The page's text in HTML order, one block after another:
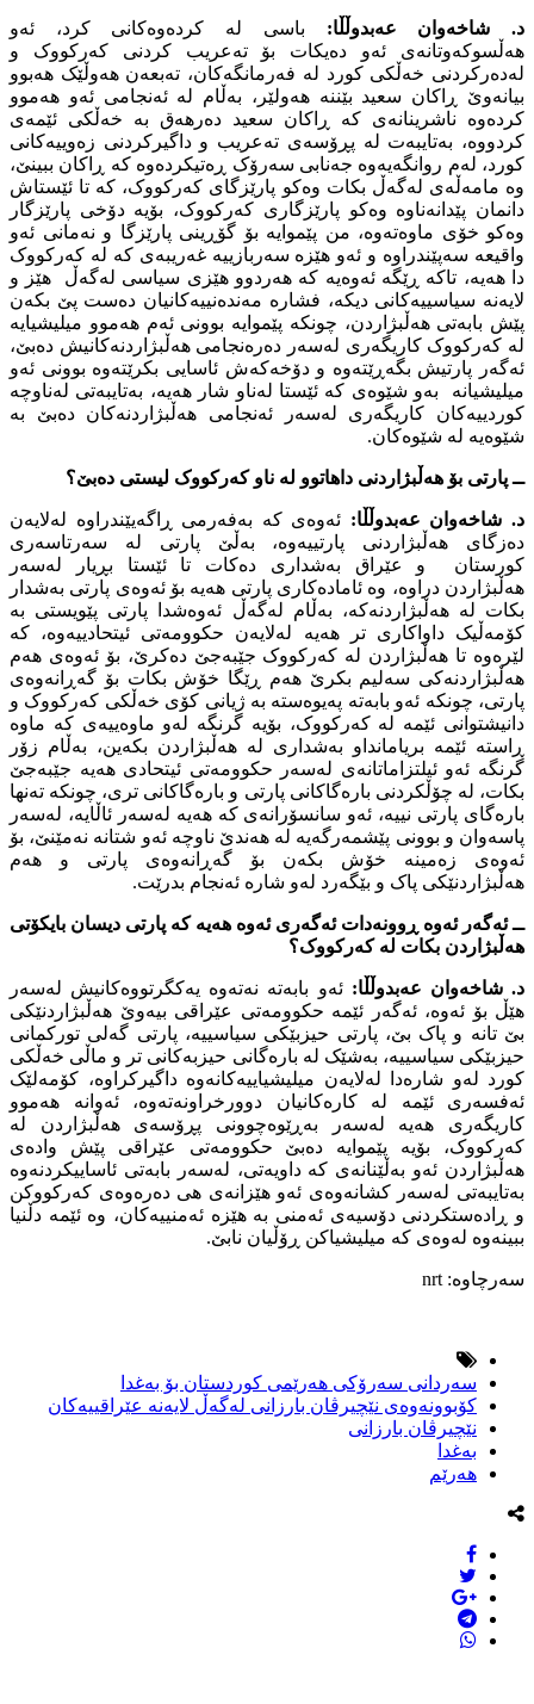
د. شاخەوان عەبدوڵڵا: باسى لە کردەوەکانى کرد، ئەو
هەڵسوکەوتانەى ئەو دەیکات بۆ تەعریب کردنى کەرکووک و
لەدەرکردنى خەڵکى کورد لە فەرمانگەکان، تەبعەن هەوڵێک هەبوو
بیانەوێ ڕاکان سعید بێننە هەولێر، بەڵام لە ئەنجامى ئەو هەموو
کردەوە ناشرینانەى کە ڕاکان سعید دەرهەق بە خەڵکى ئێمەى
کردووە، بەتایبەت لە پڕۆسەى تەعریب و داگیرکردنى زەوییەکانى
کورد، لەم روانگەیەوە جەنابى سەرۆک ڕەتیکردەوە کە ڕاکان ببینێ،
وە مامەڵەى لەگەڵ بکات وەکو پارێزگاى کەرکووک، کە تا ئێستاش
دانمان پێدانەناوە وەکو پارێزگارى کەرکووک، بۆیە دۆخى پارێزگار
وەکو خۆى ماوەتەوە، من پێموایە بۆ گۆڕینى پارێزگا و نەمانى ئەو
واقیعە سەپێندراوە و ئەو هێزە سەربازییە غەریبەى کە لە کەرکووک
دا هەیە، تاکە ڕێگە ئەوەیە کە هەردوو هێزى سیاسى لەگەڵ هێز و
لایەنە سیاسییەکانى دیکە، فشارە مەندەنییەکانیان دەست پێ بکەن
پێش بابەتى هەڵبژاردن، چونکە پێموایە بوونى ئەم هەموو میلیشیایە
لە کەرکووک کاریگەرى لەسەر دەرەنجامى هەڵبژاردنەکانیش دەبێ،
ئەگەر پارتیش بگەڕێتەوە و دۆخەکەش ئاسایى بکرێتەوە بوونى ئەو
میلیشیانە بەو شێوەى کە ئێستا لەناو شار هەیە، بەتایبەتى لەناوچە
کوردییەکان کاریگەرى لەسەر ئەنجامى هەڵبژاردنەکان دەبێ بە
شێوەیە لە شێوەکان.
ــ پارتى بۆ هەڵبژاردنى داهاتوو لە ناو کەرکووک لیستى دەبێ؟
د. شاخەوان عەبدوڵڵا: ئەوەى کە بەفەرمى ڕاگەیێندراوە لەلایەن
دەزگاى هەڵبژاردنى پارتییەوە، بەڵێ پارتى لە سەرتاسەرى
کورستان و عێراق بەشدارى دەکات تا ئێستا بڕیار لەسەر
هەڵبژاردن دراوە، وە ئامادەکارى پارتى هەیە بۆ ئەوەى پارتى بەشدار
بکات لە هەڵبژاردنەکە، بەڵام لەگەڵ ئەوەشدا پارتى پێویستى بە
کۆمەڵیک داواکارى تر هەیە لەلایەن حکوومەتى ئیتحادییەوە، کە
لێرەوە تا هەڵبژاردن لە کەرکووک جێبەجێ دەکرێ، بۆ ئەوەى هەم
هەڵبژاردنەکى سەلیم بکرێ هەم ڕێگا خۆش بکات بۆ گەڕانەوەى
پارتى، چونکە ئەو بابەتە پەیوەستە بە ژیانى کۆى خەڵکى کەرکووک و
دانیشتوانى ئێمە لە کەرکووک، بۆیە گرنگە لەو ماوەییەى کە ماوە
ڕاستە ئێمە بریامانداو بەشدارى لە هەڵبژاردن بکەین، بەڵام زۆر
گرنگە ئەو ئیلتزاماتانەى لەسەر حکوومەتى ئیتحادى هەیە جێبەجێ
بکات، لە چۆڵکردنى بارەگاکانى پارتى و بارەگاکانى ترى، چونکە تەنها
بارەگاى پارتى نییە، ئەو سانسۆرانەى کە هەیە لەسەر ئاڵایە، لەسەر
پاسەوان و بوونى پێشمەرگەیە لە هەندێ ناوچە ئەو شتانە نەمێنێ، بۆ
ئەوەى زەمینە خۆش بکەن بۆ گەڕانەوەى پارتى و هەم
هەڵبژاردنێکى پاک و بێگەرد لەو شارە ئەنجام بدرێت.
ــ ئەگەر ئەوە ڕوونەدات ئەگەرى ئەوە هەیە کە پارتى دیسان بایکۆتى
هەڵبژاردن بکات لە کەرکووک؟
د. شاخەوان عەبدوڵڵا: ئەو بابەتە نەتەوە یەکگرتووەکانیش لەسەر
هێڵ بۆ ئەوە، ئەگەر ئێمە حکوومەتى عێراقى بیەوێ هەڵبژاردنێکى
بێ تانە و پاک بێ، پارتى حیزبێکى سیاسییە، پارتى گەلى تورکمانى
حیزبێکى سیاسییە، بەشێک لە بارەگانى حیزبەکانى تر و ماڵى خەڵکى
کورد لەو شارەدا لەلایەن میلیشیاییەکانەوە داگیرکراوە، کۆمەلێک
ئەفسەرى ئێمە لە کارەکانیان دوورخراونەتەوە، ئەوانە هەموو
کاریگەرى هەیە لەسەر بەڕێوەچوونى پڕۆسەى هەڵبژاردن لە
کەرکووک، بۆیە پێموایە دەبێ حکوومەتى عێراقى پێش وادەى
هەڵبژاردن ئەو بەڵێنانەى کە داویەتى، لەسەر بابەتى ئاساییکردنەوە
بەتایبەتى لەسەر کشانەوەى ئەو هێزانەى هى دەرەوەى کەرکووکن
و ڕادەستکردنى دۆسیەى ئەمنى بە هێزە ئەمنییەکان، وە ئێمە دڵنیا
ببینەوە لەوەى کە میلیشیاکن ڕۆڵیان نابێ.
سەرچاوە: nrt
سەردانى سەرۆکى هەرێمى کوردستان بۆ بەغدا
کۆبوونەوەى نێچیرڤان بارزانى لەگەڵ لایەنە عێراقییەکان
نێچیرڤان بارزانى
بەغدا
هەرێم